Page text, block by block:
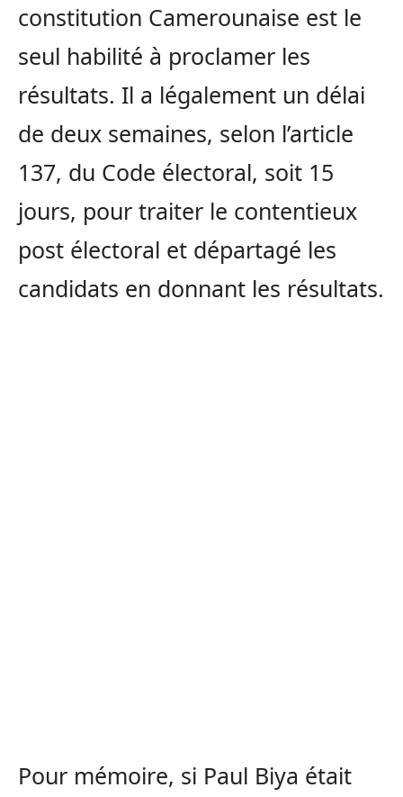
constitution Camerounaise est le
seul habilité à proclamer les
résultats. Il a légalement un délai
de deux semaines, selon l’article
137, du Code électoral, soit 15
jours, pour traiter le contentieux
post électoral et départagé les
candidats en donnant les résultats.
Pour mémoire, si Paul Biya était